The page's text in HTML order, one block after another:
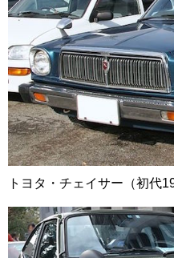
トヨタ・チェイサー（初代